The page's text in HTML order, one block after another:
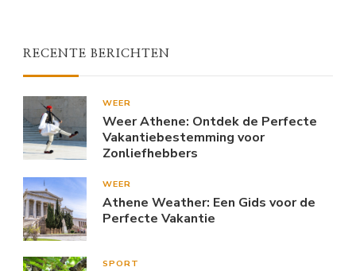
RECENTE BERICHTEN
WEER
Weer Athene: Ontdek de Perfecte
Vakantiebestemming voor
Zonliefhebbers
WEER
Athene Weather: Een Gids voor de
Perfecte Vakantie
SPORT